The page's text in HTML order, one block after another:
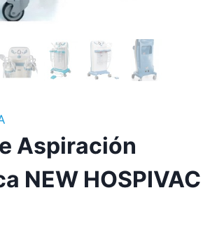
Aspiración
NEW HOSPIVAC